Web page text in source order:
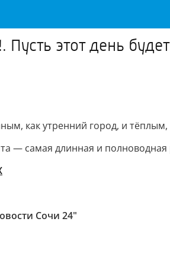
Пусть этот день
как утренний город, и
— самая длинная и
Сочи 24"